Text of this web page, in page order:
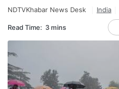
NDTVKhabar News Desk India
Read Time: 3 mins